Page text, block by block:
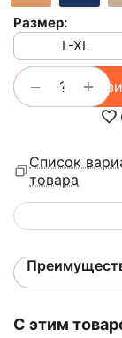
Размер:
L-XL
+
− В
Список
товара
С этим